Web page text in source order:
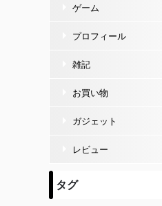
ゲーム
プロフィール
雑記
お買い物
ガジェット
レビュー
タグ